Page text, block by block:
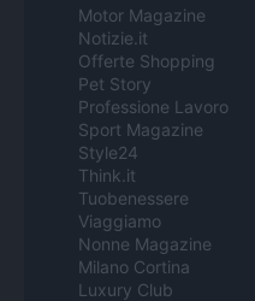
Motor Magazine
Notizie.it
Offerte Shopping
Pet Story
Professione Lavoro
Sport Magazine
Style24
Think.it
Tuobenessere
Viaggiamo
Nonne Magazine
Milano Cortina
Luxury Club